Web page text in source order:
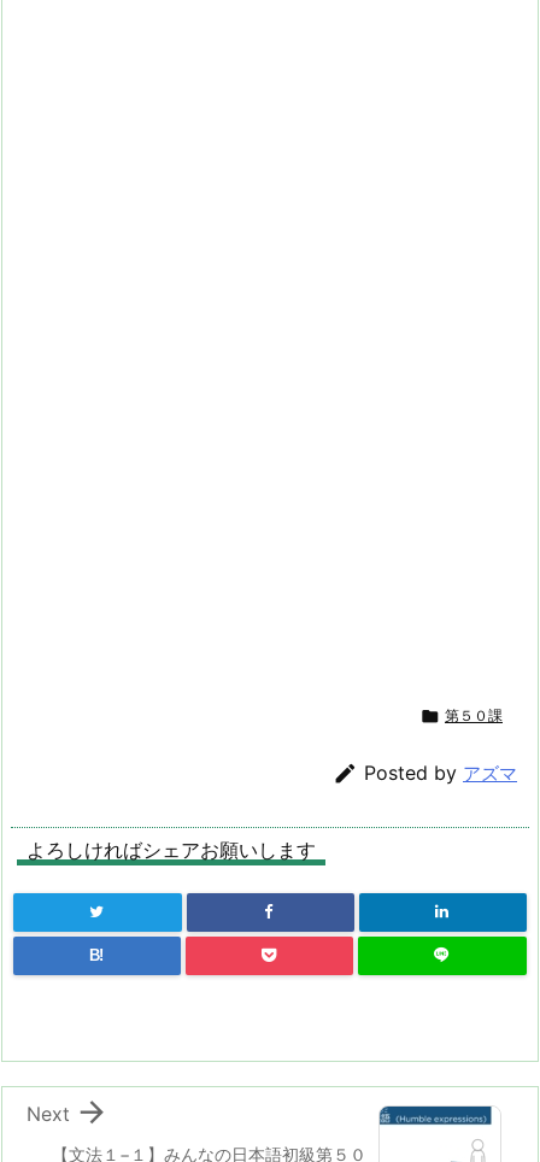
 第５０課
 Posted by アズマ
よろしければシェアお願いします
B!
【文法１−１】みんなの日本語初級第５０

Next